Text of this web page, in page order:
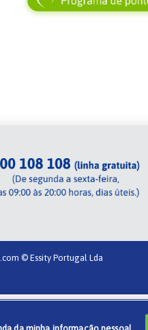
© Essity Portugal Lda
da minha informação pessoal.